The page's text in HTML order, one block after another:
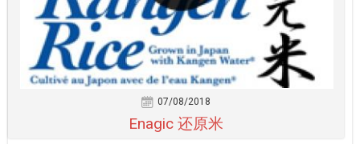
07/08/2018
Enagic 还原米